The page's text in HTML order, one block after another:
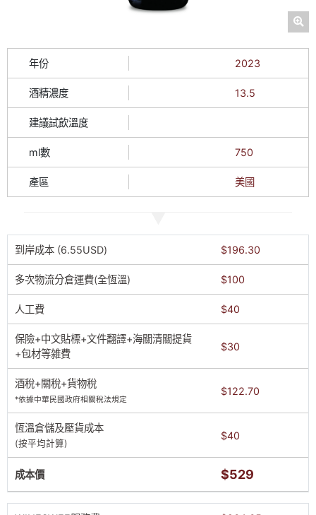
年份 2023
酒精濃度 13.5
建議試飲溫度
ml數 750
產區 美國
到岸成本 (6.55USD) $196.30
多次物流分倉運費(全恆溫) $100
人工費 $40
保險+中文貼標+文件翻譯+海關清關提貨
+包材等雑費
$30
酒稅+關稅+貨物稅
*依據中華民國政府相關稅法規定
$122.70
恆溫倉儲及壓貨成本
(按平均計算)
$40
成本價 $529